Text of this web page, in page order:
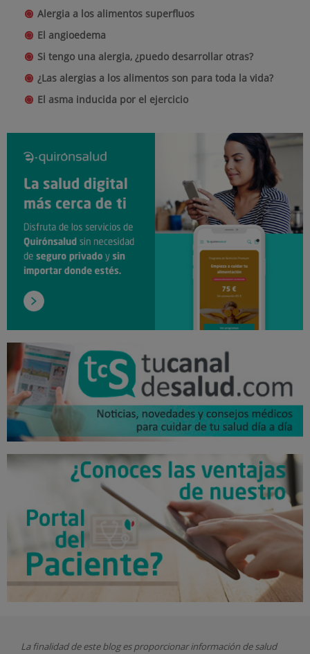
Alergia a los alimentos superfluos
El angioedema
Si tengo una alergia, ¿puedo desarrollar otras?
¿Las alergias a los alimentos son para toda la vida?
El asma inducida por el ejercicio
La finalidad de este blog es proporcionar información de salud